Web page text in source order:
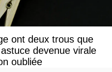
ont deux trous que
devenue virale
oubliée